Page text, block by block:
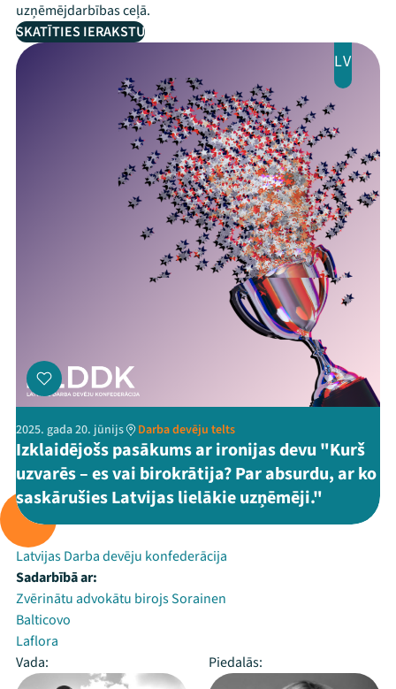
uzņēmējdarbības ceļā.
SKATĪTIES IERAKSTU
LV
2025. gada 20. jūnijs Darba devēju telts
Izklaidējošs pasākums ar ironijas devu "Kurš
uzvarēs – es vai birokrātija? Par absurdu, ar ko
saskārušies Latvijas lielākie uzņēmēji."
Rīko:
Latvijas Darba devēju konfederācija
Sadarbībā ar:
Zvērinātu advokātu birojs Sorainen
Balticovo
Laflora
Vada:
Piedalās: